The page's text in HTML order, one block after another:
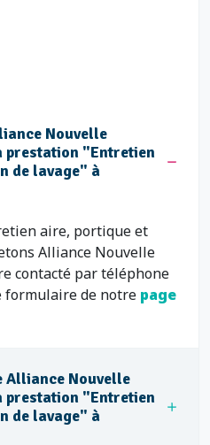
Nouvelle
prestation "Entretien
de lavage" à
aire, portique et
Alliance Nouvelle
contacté par téléphone
formulaire de notre page
Alliance Nouvelle
prestation "Entretien
de lavage" à